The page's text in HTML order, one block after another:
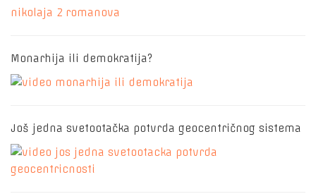
Monarhija ili demokratija?
Još jedna svetootačka potvrda geocentričnog sistema